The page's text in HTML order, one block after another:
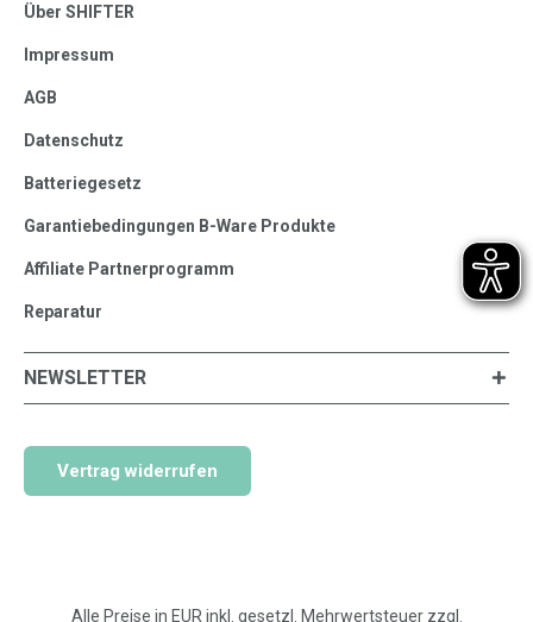
Über SHIFTER
Impressum
AGB
Datenschutz
Batteriegesetz
Garantiebedingungen B-Ware Produkte
Affiliate Partnerprogramm
Reparatur
NEWSLETTER
Vertrag widerrufen
Alle Preise in EUR inkl. gesetzl. Mehrwertsteuer zzgl.